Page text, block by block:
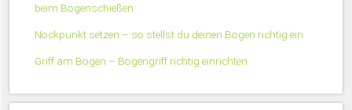
beim Bogenschießen
Nockpunkt setzen – so stellst du deinen Bogen richtig ein
Griff am Bogen – Bogengriff richtig einrichten